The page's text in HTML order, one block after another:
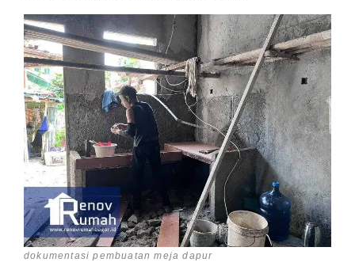
dokumentasi pembuatan meja dapur